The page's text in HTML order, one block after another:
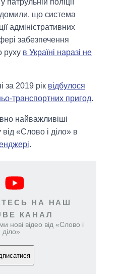
патрульній поліції
що система
адміністративних
забезпечення
руху в Україні наразі не
за 2019 рік відбулося
транспортних пригод.
найважливіші
«Слово і діло» в
.
НА НАШ
КАНАЛ
нові відео від «Слово і
діло»